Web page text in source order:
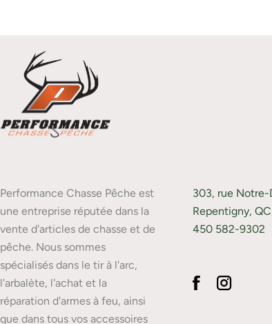
Performance Chasse Pêche est
une entreprise réputée dans la
vente d'articles de chasse et de
pêche. Nous sommes
spécialisés dans le tir à l'arc,
l'arbalète, l'achat et la
réparation d'armes à feu, ainsi
que dans tous vos accessoires
303, rue Notre-
Repentigny,
450 582-9302